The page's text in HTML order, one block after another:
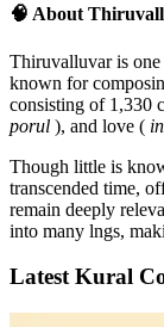
🧠 About
Thiruvalluvar is one
known for
consisting of 1,330
porul ), and love (
Though little is
transcended time,
remain deeply
into many lngs,
Latest Kural